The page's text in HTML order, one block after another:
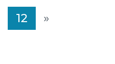
12 »